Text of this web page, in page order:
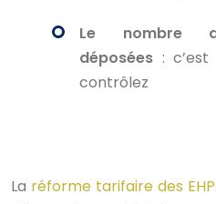
Le nombre
déposées :
contrôlez
La réforme tarifaire des